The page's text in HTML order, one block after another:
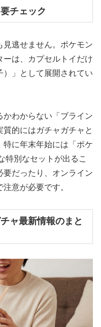
チェック
見逃せません。ポケモン
は、カプセルトイだけ
）」として展開されてい
わからない「ブライン
質的にはガチャガチャと
特に年末年始には「ポケ
特別なセットが出るこ
要だったり、オンライン
意が必要です。
ャ最新情報のまと